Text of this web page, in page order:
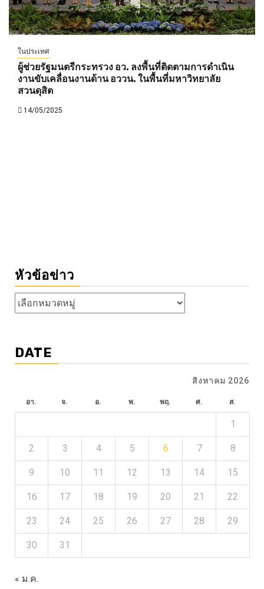
ในประเทศ
ผู้ช่วยรัฐมนตรีกระทรวง อว. ลงพื้นที่ติดตามการดำเนิน
งานขับเคลื่อนงานด้าน อววน. ในพื้นที่มหาวิทยาลัย
สวนดุสิต
14/05/2025
หัวข้อข่าว
หัวข้อ
ข่าว
DATE
สิงหาคม 2026
อา. จ. อ. พ. พฤ. ศ. ส.
1
2 3 4 5 6 7 8
9 10 11 12 13 14 15
16 17 18 19 20 21 22
23 24 25 26 27 28 29
30 31
« ม.ค.